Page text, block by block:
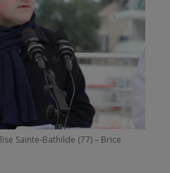
Sainte-Bathilde (77) – Brice